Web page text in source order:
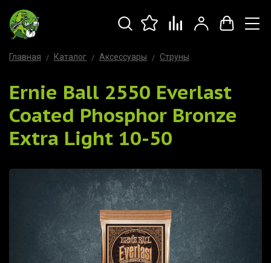
Главная Каталог Аксессуары Струны
Ernie Ball 2550 Everlast
Coated Phosphor Bronze
Extra Light 10-50